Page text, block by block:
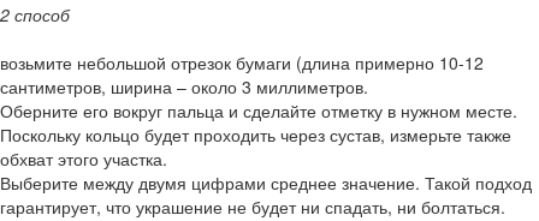
2 способ
возьмите небольшой отрезок бумаги (длина примерно 10-12
сантиметров, ширина – около 3 миллиметров.
Оберните его вокруг пальца и сделайте отметку в нужном месте.
Поскольку кольцо будет проходить через сустав, измерьте также
обхват этого участка.
Выберите между двумя цифрами среднее значение. Такой подход
гарантирует, что украшение не будет ни спадать, ни болтаться.